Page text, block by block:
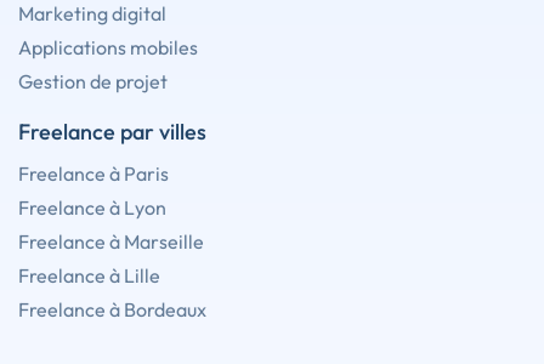
Marketing digital
Applications mobiles
Gestion de projet
Freelance par villes
Freelance à Paris
Freelance à Lyon
Freelance à Marseille
Freelance à Lille
Freelance à Bordeaux